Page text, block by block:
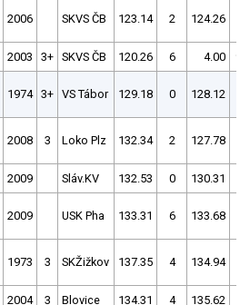
2006 SKVS ČB 123.14 2 124.26
2003 3+ SKVS ČB 120.26 6 4.00
1974 3+ VS Tábor 129.18 0 128.12
2008 3 Loko Plz 132.34 2 127.78
2009 Sláv.KV 132.53 0 130.31
2009 USK Pha 133.31 6 133.68
1973 3 SKŽižkov 137.35 4 134.94
2004 3 Blovice 134.31 4 135.62